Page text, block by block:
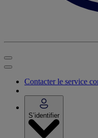
Contacter le service
S’identifier